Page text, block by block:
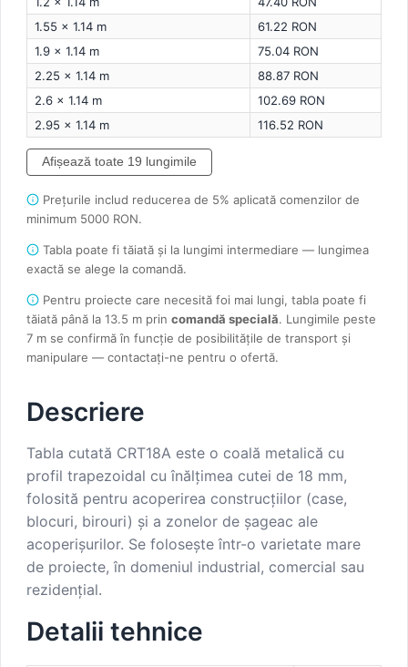
1.55 × 1.14 m
61.22 RON
1.9 × 1.14 m
75.04 RON
2.25 × 1.14 m
88.87 RON
2.6 × 1.14 m
102.69 RON
2.95 × 1.14 m
116.52 RON
Afișează toate 19 lungimile
Prețurile includ reducerea de 5% aplicată comenzilor de
minimum 5000 RON.
Tabla poate fi tăiată și la lungimi intermediare — lungimea
exactă se alege la comandă.
Pentru proiecte care necesită foi mai lungi, tabla poate fi
tăiată până la 13.5 m prin comandă specială. Lungimile peste
7 m se confirmă în funcție de posibilitățile de transport și
manipulare — contactați-ne pentru o ofertă.
Descriere
Tabla cutată CRT18A este o coală metalică cu
profil trapezoidal cu înălțimea cutei de 18 mm,
folosită pentru acoperirea construcțiilor (case,
blocuri, birouri) și a zonelor de șageac ale
acoperișurilor. Se folosește într-o varietate mare
de proiecte, în domeniul industrial, comercial sau
rezidențial.
Detalii tehnice